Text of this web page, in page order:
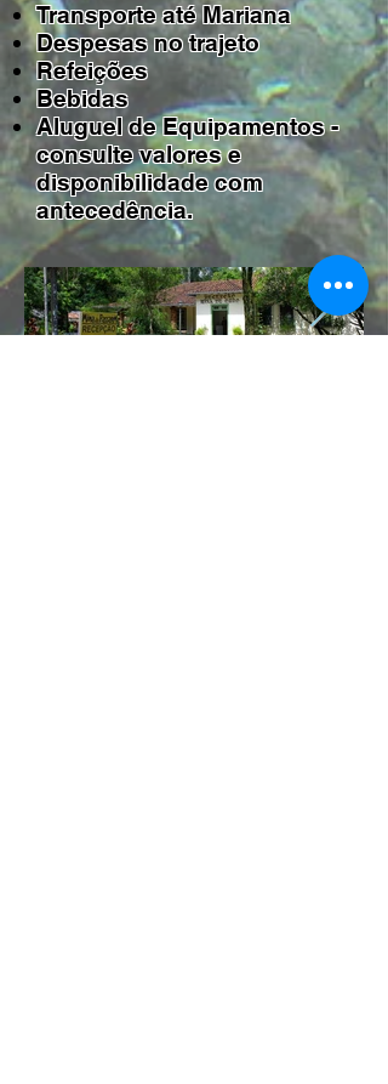
Transporte até Mariana
Despesas no trajeto
Refeições
Bebidas
Aluguel de Equipamentos -
consulte valores e
disponibilidade com
antecedência.